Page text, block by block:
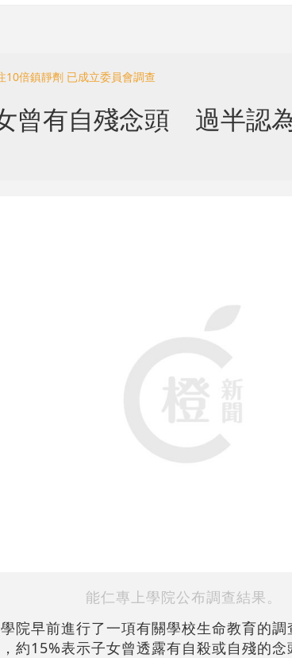
10倍鎮靜劑 已成立委員會調查
曾有自殘念頭 過半認
能仁專上學院公布調查結果。
院早前進行了一項有關學校生命教育的
約15%表示子女曾透露有自殺或自殘的念